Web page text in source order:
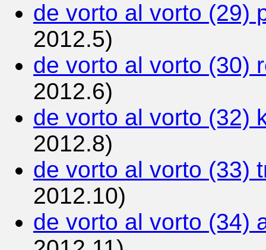
de vorto al vorto (29)
2012.5)
de vorto al vorto (30)
2012.6)
de vorto al vorto (32)
2012.8)
de vorto al vorto (33)
2012.10)
de vorto al vorto (34)